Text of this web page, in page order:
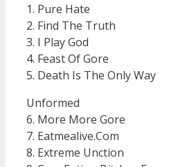
1. Pure Hate
2. Find The Truth
3. I Play God
4. Feast Of Gore
5. Death Is The Only Way
Unformed
6. More More Gore
7. Eatmealive.Com
8. Extreme Unction